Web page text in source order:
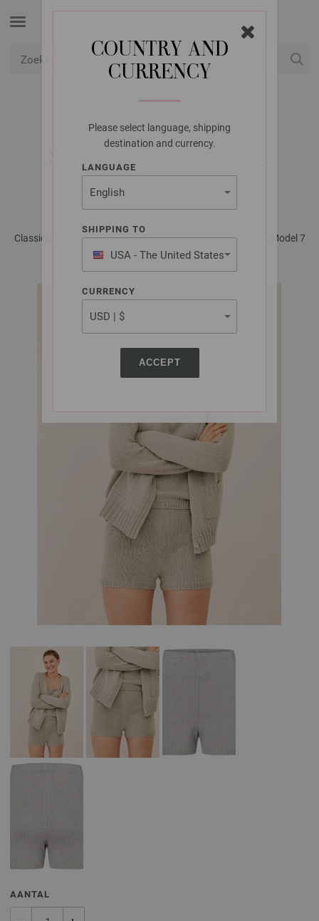
COUNTRY AND
CURRENCY
Please select language, shipping
destination and currency.
LANGUAGE
SHIPPING TO
USA - The United States
of America
CURRENCY
ACCEPT
LANA GROSSA
SHORTS ALTA MODA
COTOLANA
Classici No. 20 - Tijdschrift (DE) + Breibeschrijvingen (NL) | Model 7
AANTAL